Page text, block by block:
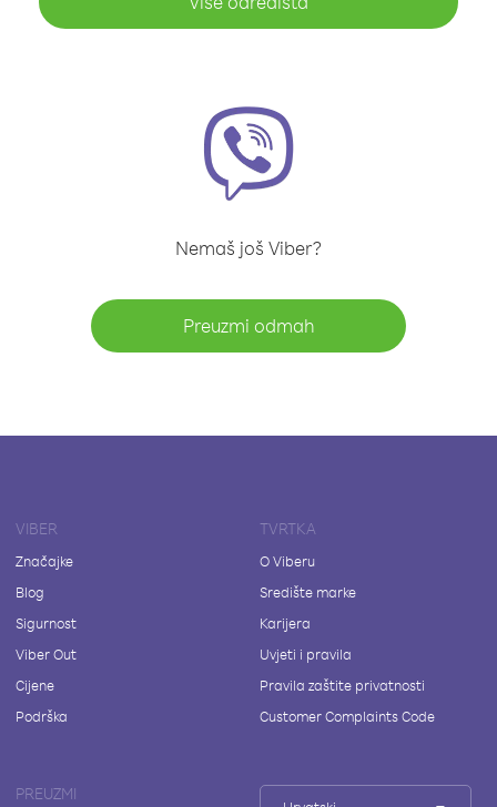
Nemaš još Viber?
Preuzmi odmah
VIBER
Značajke
Blog
Sigurnost
Viber Out
Cijene
Podrška
TVRTKA
O Viberu
Središte marke
Karijera
Uvjeti i pravila
Pravila zaštite privatnosti
Customer Complaints Code
PREUZMI